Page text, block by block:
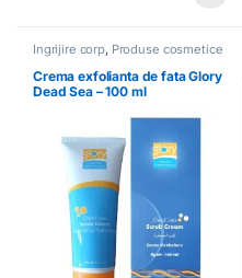
Ingrijire corp, Produse cosmetice
Crema exfolianta de fata Glory
Dead Sea – 100 ml